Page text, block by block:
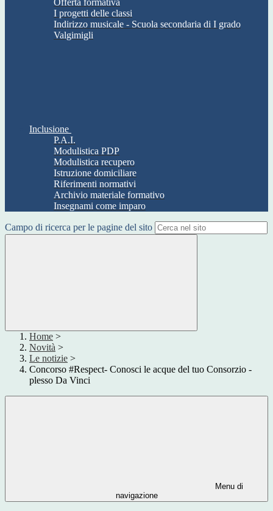
Offerta formativa
I progetti delle classi
Indirizzo musicale - Scuola secondaria di I grado
Valgimigli
Inclusione
P.A.I.
Modulistica PDP
Modulistica recupero
Istruzione domiciliare
Riferimenti normativi
Archivio materiale formativo
Insegnami come imparo
Campo di ricerca per le pagine del sito
Home >
Novità >
Le notizie >
Concorso #Respect- Conosci le acque del tuo Consorzio -
plesso Da Vinci
Menu di
navigazione